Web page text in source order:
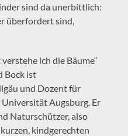
sind da unerbittlich:
überfordert sind,
ich die Bäume“
Bock ist
und Dozent für
Augsburg. Er
Naturschützer, also
kindgerechten